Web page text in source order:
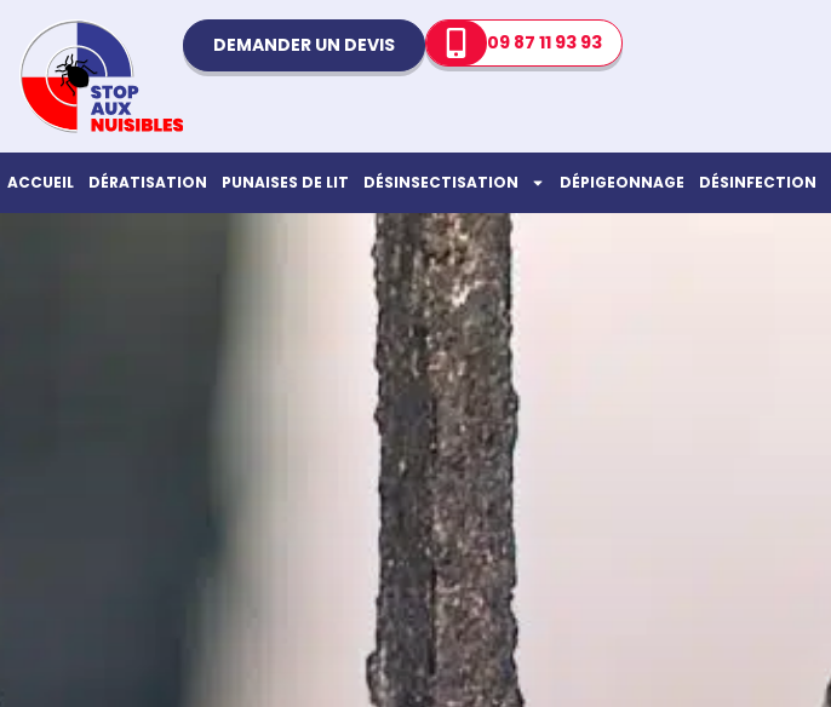
DEMANDER UN DEVIS 09 87 11 93 93
ACCUEIL DÉRATISATION PUNAISES DE LIT DÉSINSECTISATION DÉPIGEONNAGE DÉSINFECTION